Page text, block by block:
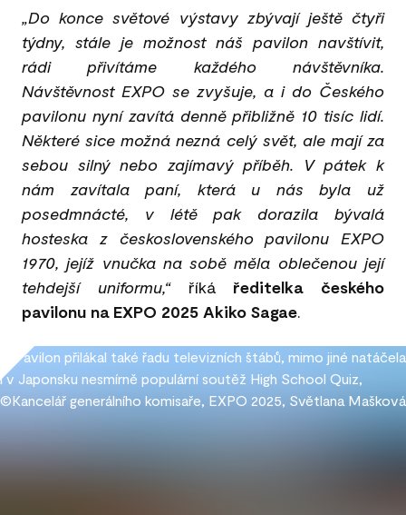
„Do konce světové výstavy zbývají ještě čtyři
týdny, stále je možnost náš pavilon navštívit,
rádi přivítáme každého návštěvníka.
Návštěvnost EXPO se zvyšuje, a i do Českého
pavilonu nyní zavítá denně přibližně 10 tisíc lidí.
Některé sice možná nezná celý svět, ale mají za
sebou silný nebo zajímavý příběh. V pátek k
nám zavítala paní, která u nás byla už
posedmnácté, v létě pak dorazila bývalá
hosteska z československého pavilonu EXPO
1970, jejíž vnučka na sobě měla oblečenou její
tehdejší uniformu,“ říká ředitelka českého
pavilonu na EXPO 2025 Akiko Sagae.